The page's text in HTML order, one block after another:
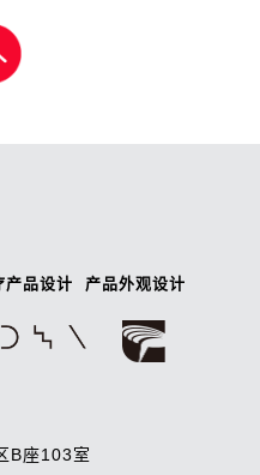
产品设计 产品外观设计
B座103室